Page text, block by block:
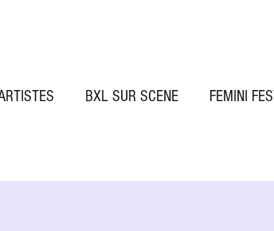
BXL SUR SCENE FEMINI